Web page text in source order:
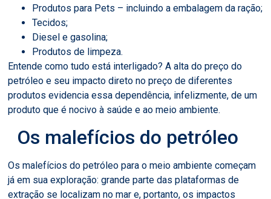
Produtos para Pets – incluindo a embalagem da ração;
Tecidos;
Diesel e gasolina;
Produtos de limpeza.
Entende como tudo está interligado? A alta do preço do
petróleo e seu impacto direto no preço de diferentes
produtos evidencia essa dependência, infelizmente, de um
produto que é nocivo à saúde e ao meio ambiente.
Os malefícios do petróleo
Os malefícios do petróleo para o meio ambiente começam
já em sua exploração: grande parte das plataformas de
extração se localizam no mar e, portanto, os impactos